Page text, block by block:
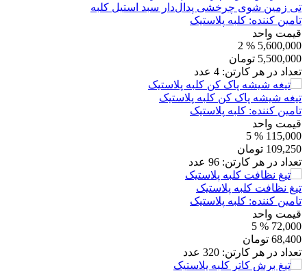
تی زمین شوی چرخشی پدال‌دار سبد استیل کلبه
تامین کننده: کلبه پلاستیک
قیمت واحد
5,600,000
% 2
5,500,000 تومان
تعداد در هر کارتن: 4 عدد
تیغه شیشه پاک کن کلبه پلاستیک
تامین کننده: کلبه پلاستیک
قیمت واحد
115,000
% 5
109,250 تومان
تعداد در هر کارتن: 96 عدد
تیغ نظافت کلبه پلاستیک
تامین کننده: کلبه پلاستیک
قیمت واحد
72,000
% 5
68,400 تومان
تعداد در هر کارتن: 320 عدد